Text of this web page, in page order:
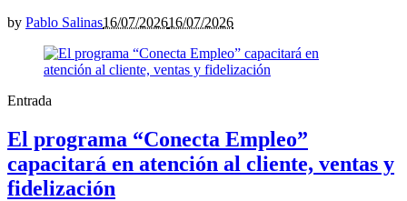
by Pablo Salinas16/07/202616/07/2026
Entrada
El programa “Conecta Empleo”
capacitará en atención al cliente, ventas y
fidelización